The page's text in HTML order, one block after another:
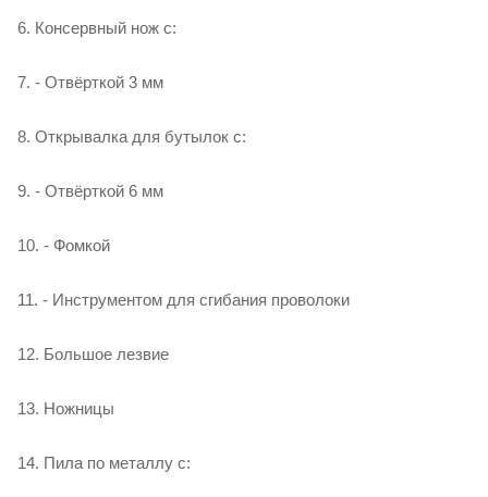
6. Консервный нож с:
7. - Отвёрткой 3 мм
8. Открывалка для бутылок с:
9. - Отвёрткой 6 мм
10. - Фомкой
11. - Инструментом для сгибания проволоки
12. Большое лезвие
13. Ножницы
14. Пила по металлу с: